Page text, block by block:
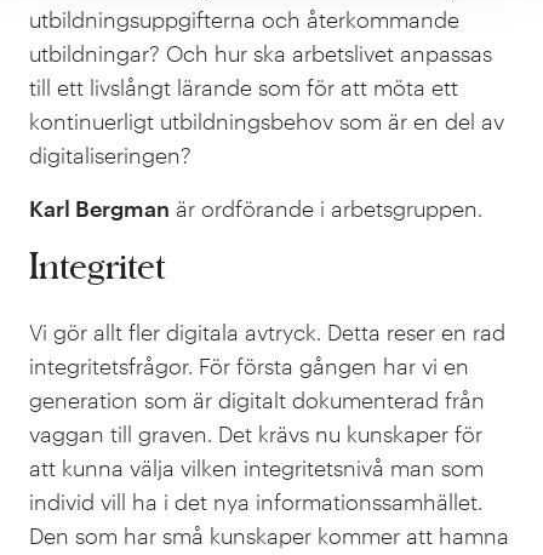
utbildningsuppgifterna och återkommande
utbildningar? Och hur ska arbetslivet anpassas
till ett livslångt lärande som för att möta ett
kontinuerligt utbildningsbehov som är en del av
digitaliseringen?
Karl Bergman är ordförande i arbetsgruppen.
Integritet
Vi gör allt fler digitala avtryck. Detta reser en rad
integritetsfrågor. För första gången har vi en
generation som är digitalt dokumenterad från
vaggan till graven. Det krävs nu kunskaper för
att kunna välja vilken integritetsnivå man som
individ vill ha i det nya informationssamhället.
Den som har små kunskaper kommer att hamna